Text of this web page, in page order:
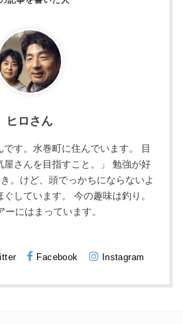
ヒロさん
です。水巻町に住んでいます。 目
屋さんを目指すこと。」 勉強が好
。けど、頭でっかちにならないよ
しています。 今の趣味は釣り。
ーにはまっています。
Facebook Instagram